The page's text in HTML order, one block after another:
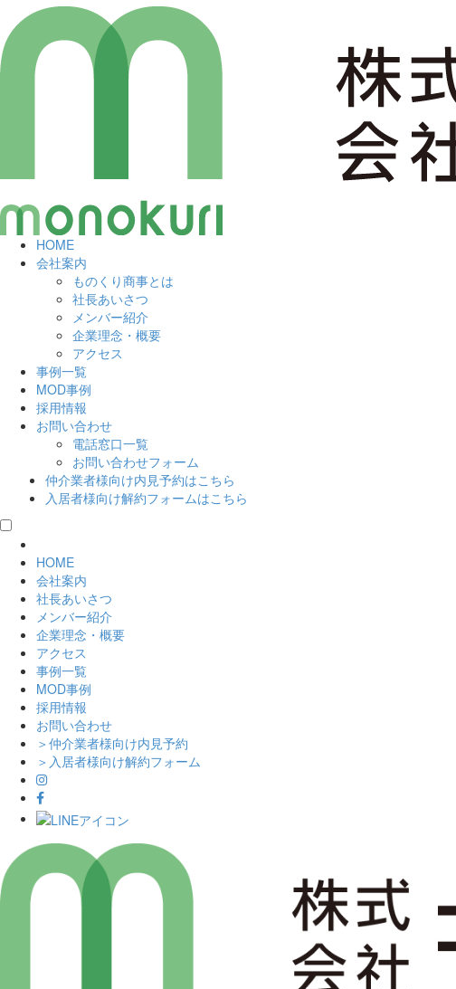
HOME
会社案内
ものくり商事とは
社長あいさつ
メンバー紹介
企業理念・概要
アクセス
事例一覧
MOD事例
採用情報
お問い合わせ
電話窓口一覧
お問い合わせフォーム
仲介業者様向け内見予約はこちら
入居者様向け解約フォームはこちら
HOME
会社案内
社長あいさつ
メンバー紹介
企業理念・概要
アクセス
事例一覧
MOD事例
採用情報
お問い合わせ
＞仲介業者様向け内見予約
＞入居者様向け解約フォーム